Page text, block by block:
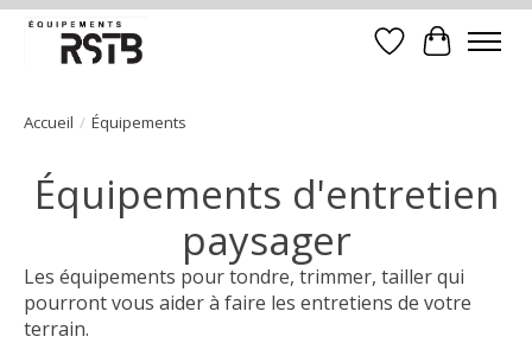
Liste dePanier
Accueil / Équipements
Équipements d'entretien
paysager
Les équipements pour tondre, trimmer, tailler qui
pourront vous aider à faire les entretiens de votre
terrain.